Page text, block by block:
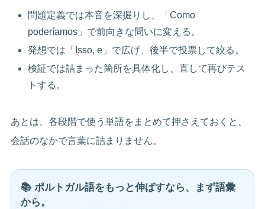
問題定義では本音を深掘りし、「Como
poderíamos」で前向きな問いに変える。
発想では「Isso, e」で広げ、後半で投票して絞る。
検証では詰まった箇所を具体化し、直して再びテス
トする。
あとは、各段階で使う単語をまとめて押さえておくと、
会話のなかで言葉に詰まりません。
📚 ポルトガル語をもっと伸ばすなら、まず語彙
から。